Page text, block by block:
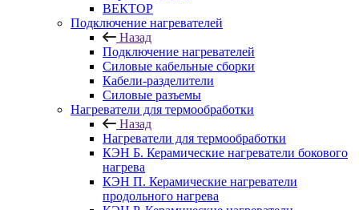
ВЕКТОР
Подключение нагревателей
Назад
Подключение нагревателей
Силовые кабельные сборки
Кабели-разделители
Силовые разъемы
Нагреватели для термообработки
Назад
Нагреватели для термообработки
КЭН Б. Керамические нагреватели бокового
нагрева
КЭН П. Керамические нагреватели
продольного нагрева